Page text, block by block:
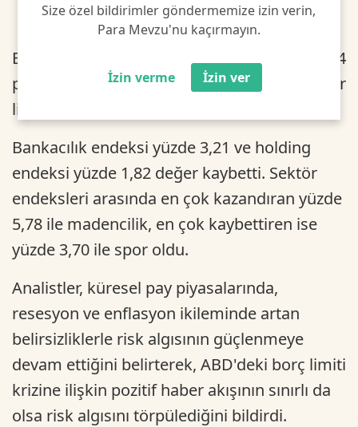
Size özel bildirimler göndermemize izin verin,
Para Mevzu'nu kaçırmayın.
İzin verme İzin ver
BIST 100 endeksi, önceki kapanışa göre 64,44
puan azalırken, toplam işlem hacmi 90 milyar
lira düzeyinde gerçekleşti.
Bankacılık endeksi yüzde 3,21 ve holding
endeksi yüzde 1,82 değer kaybetti. Sektör
endeksleri arasında en çok kazandıran yüzde
5,78 ile madencilik, en çok kaybettiren ise
yüzde 3,70 ile spor oldu.
Analistler, küresel pay piyasalarında,
resesyon ve enflasyon ikileminde artan
belirsizliklerle risk algısının güçlenmeye
devam ettiğini belirterek, ABD'deki borç limiti
krizine ilişkin pozitif haber akışının sınırlı da
olsa risk algısını törpülediğini bildirdi.